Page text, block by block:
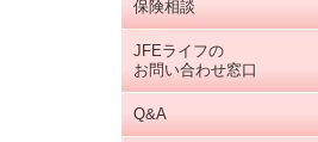
保険相談
JFEライフの
お問い合わせ窓口
Q&A